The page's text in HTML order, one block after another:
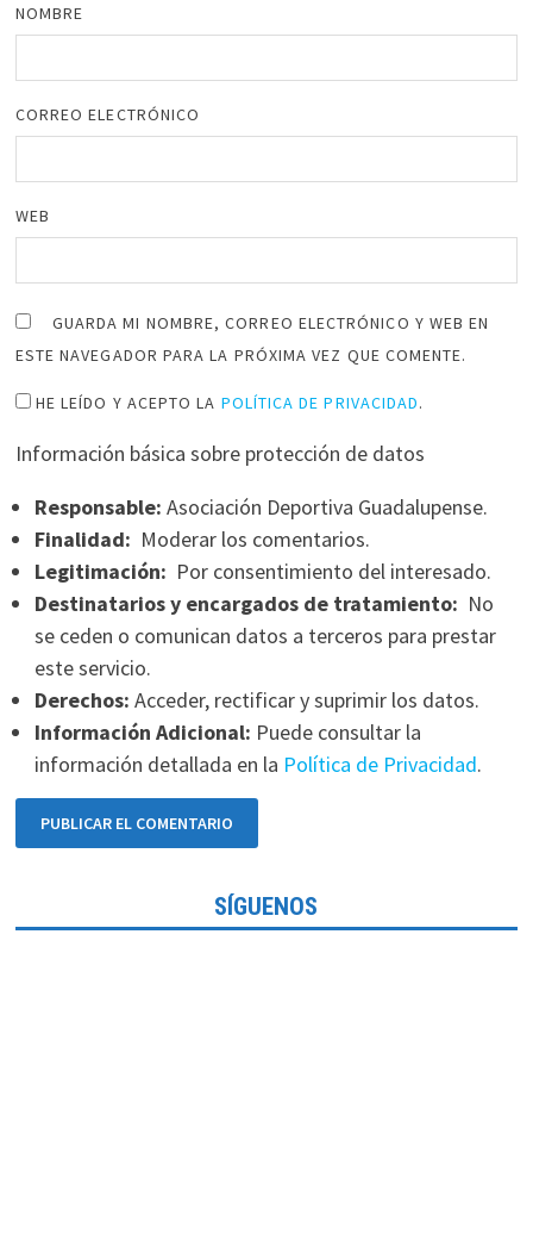
NOMBRE
CORREO ELECTRÓNICO
WEB
GUARDA MI NOMBRE, CORREO ELECTRÓNICO Y WEB EN
ESTE NAVEGADOR PARA LA PRÓXIMA VEZ QUE COMENTE.
HE LEÍDO Y ACEPTO LA POLÍTICA DE PRIVACIDAD.
Información básica sobre protección de datos
Responsable: Asociación Deportiva Guadalupense.
Finalidad: Moderar los comentarios.
Legitimación: Por consentimiento del interesado.
Destinatarios y encargados de tratamiento: No
se ceden o comunican datos a terceros para prestar
este servicio.
Derechos: Acceder, rectificar y suprimir los datos.
Información Adicional: Puede consultar la
información detallada en la Política de Privacidad.
SÍGUENOS